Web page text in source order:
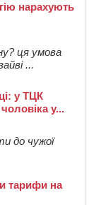
нарахують
ця умова
...
у ТЦК
у...
до чужої
тарифи на